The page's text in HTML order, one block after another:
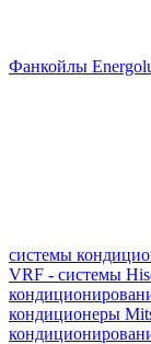
Фанкойлы
системы
VRF - системы
кондиционеры